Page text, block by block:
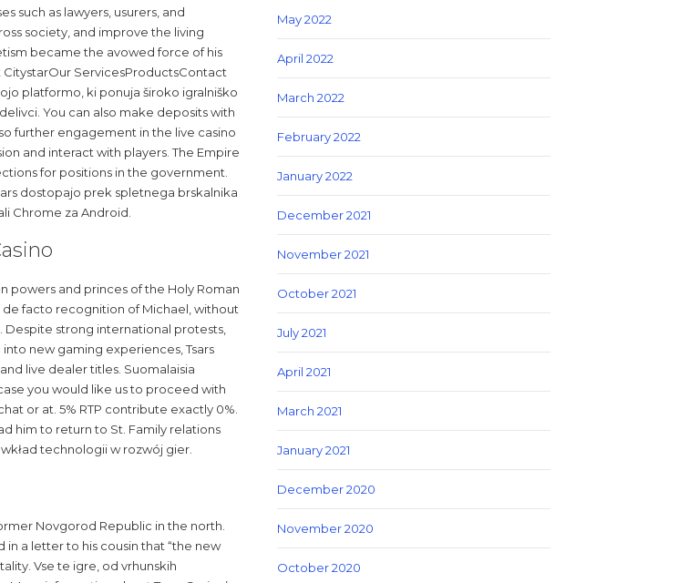
such as lawyers, usurers, and
society, and improve the living
became the avowed force of his
CitystarOur ServicesProductsContact
platformo, ki ponuja široko igralniško
You can also make deposits with
further engagement in the live casino
and interact with players. The Empire
for positions in the government.
dostopajo prek spletnega brskalnika
Chrome za Android.
powers and princes of the Holy Roman
facto recognition of Michael, without
Despite strong international protests,
new gaming experiences, Tsars
live dealer titles. Suomalaisia
you would like us to proceed with
or at. 5% RTP contribute exactly 0%.
him to return to St. Family relations
technologii w rozwój gier.
Novgorod Republic in the north.
in a letter to his cousin that “the new
Vse te igre, od vrhunskih
May 2022
April 2022
March 2022
February 2022
January 2022
December 2021
November 2021
October 2021
July 2021
April 2021
March 2021
January 2021
December 2020
November 2020
October 2020